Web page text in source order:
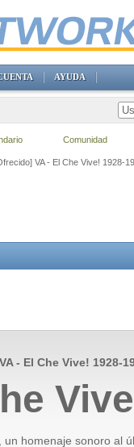
VA - El Che Vive! 1928-
- El Che Vive! 1928-
un homenaje sonoro al
AYUDA
Comunidad